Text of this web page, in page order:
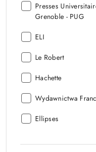
Wydawca:
Presses
Grenoble - PUG
Wydawca:
ELI
Wydawca:
Le Robert
Wydawca:
Hachette
Wydawca:
Wydawnictwa
Wydawca:
Ellipses